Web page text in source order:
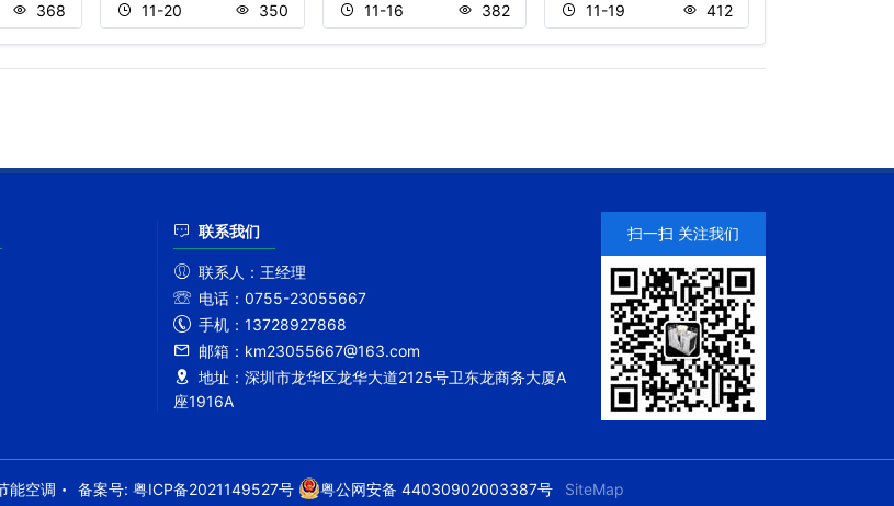
368 11-20 350 11-16 382 11-19 412
联系我们
联系人： 王经理
电话： 0755-23055667
手机： 13728927868
邮箱： km23055667@163.com
地址： 深圳市龙华区龙华大道2125号卫东龙商务大厦A
座1916A
扫一扫 关注我们
能空调 备案号: 粤ICP备2021149527号 粤公网安备 44030902003387号 SiteMap